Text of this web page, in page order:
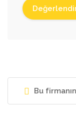
Bu